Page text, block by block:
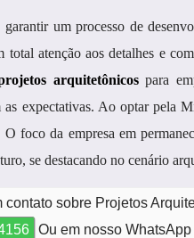
um processo de
atenção aos detalhes e
arquitetônicospara
expectativas. Ao optar pela
foco da empresa em
se destacando no cenário
sobre Projetos
Ou em nosso WhatsApp